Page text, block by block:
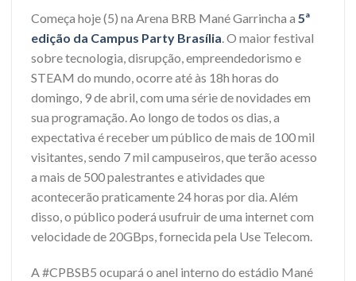
Começa hoje (5) na Arena BRB Mané Garrincha a 5ª
edição da Campus Party Brasília . O maior festival
sobre tecnologia, disrupção, empreendedorismo e
STEAM do mundo, ocorre até às 18h horas do
domingo, 9 de abril, com uma série de novidades em
sua programação. Ao longo de todos os dias, a
expectativa é receber um público de mais de 100 mil
visitantes, sendo 7 mil campuseiros, que terão acesso
a mais de 500 palestrantes e atividades que
acontecerão praticamente 24 horas por dia. Além
disso, o público poderá usufruir de uma internet com
velocidade de 20GBps, fornecida pela Use Telecom.
A #CPBSB5 ocupará o anel interno do estádio Mané